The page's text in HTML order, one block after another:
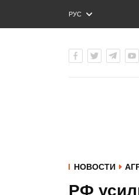
РУС
ENG
НОВОСТИ
РФ